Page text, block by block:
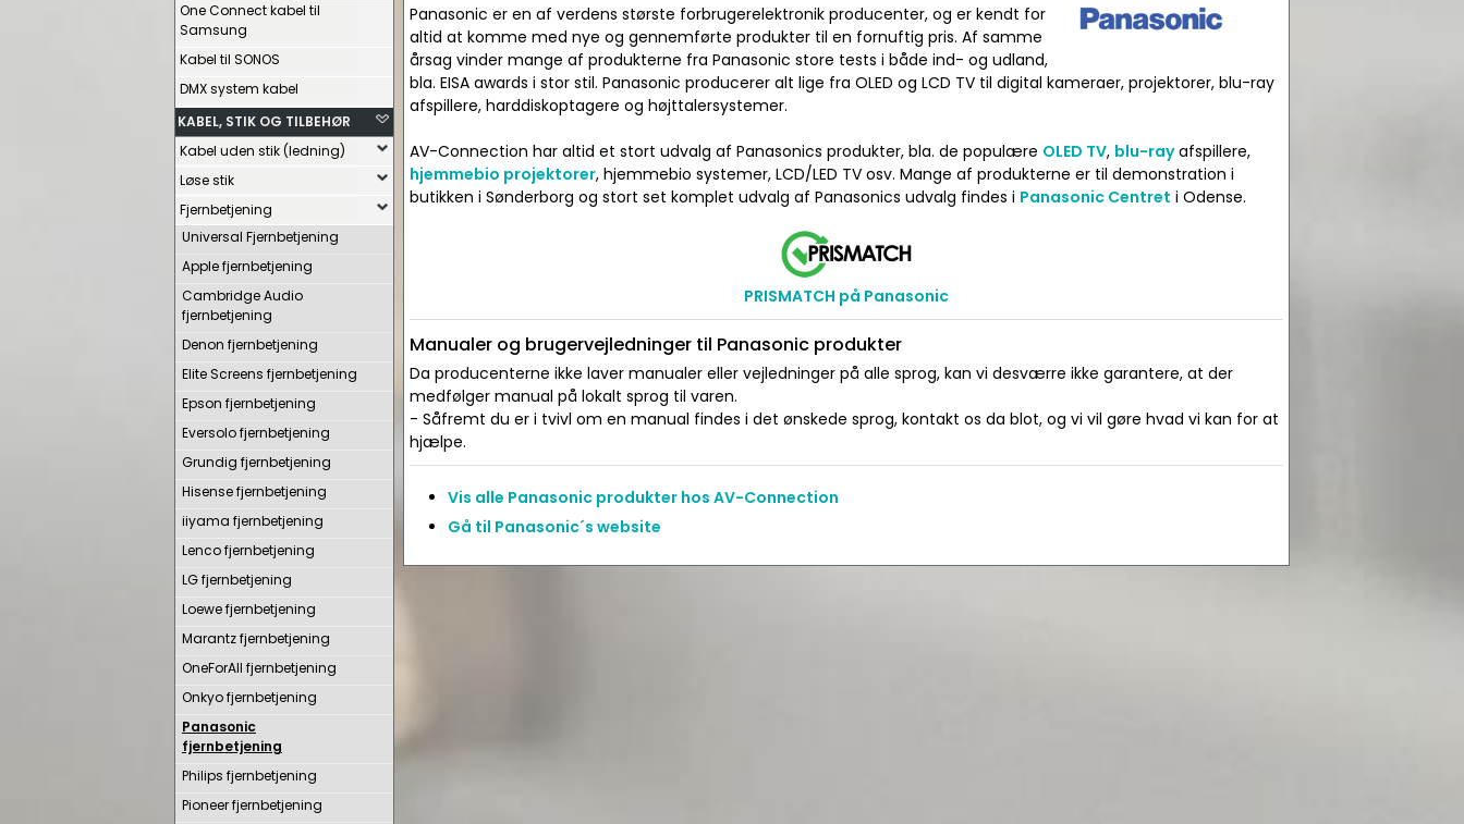
One Connect kabel til
Samsung
Kabel til SONOS
DMX system kabel
KABEL, STIK OG TILBEHØR
Kabel uden stik (ledning)
Løse stik
Fjernbetjening
Universal Fjernbetjening
Apple fjernbetjening
Cambridge Audio
fjernbetjening
Denon fjernbetjening
Elite Screens fjernbetjening
Epson fjernbetjening
Eversolo fjernbetjening
Grundig fjernbetjening
Hisense fjernbetjening
iiyama fjernbetjening
Lenco fjernbetjening
LG fjernbetjening
Loewe fjernbetjening
Marantz fjernbetjening
OneForAll fjernbetjening
Onkyo fjernbetjening
Panasonic
fjernbetjening
Philips fjernbetjening
Pioneer fjernbetjening
Panasonic er en af verdens største forbrugerelektronik producenter, og er kendt for
altid at komme med nye og gennemførte produkter til en fornuftig pris. Af samme
årsag vinder mange af produkterne fra Panasonic store tests i både ind- og udland,
bla. EISA awards i stor stil. Panasonic producerer alt lige fra OLED og LCD TV til digital kameraer, projektorer, blu-ray
afspillere, harddiskoptagere og højttalersystemer.
AV-Connection har altid et stort udvalg af Panasonics produkter, bla. de populære OLED TV, blu-rayafspillere,
hjemmebio projektorer, hjemmebio systemer, LCD/LED TV osv. Mange af produkterne er til demonstration i
butikken i Sønderborg og stort set komplet udvalg af Panasonics udvalg findes i Panasonic Centret i Odense.
PRISMATCH på Panasonic
Manualer og brugervejledninger til Panasonic produkter
Da producenterne ikke laver manualer eller vejledninger på alle sprog, kan vi desværre ikke garantere, at der
medfølger manual på lokalt sprog til varen.
- Såfremt du er i tvivl om en manual findes i det ønskede sprog, kontakt os da blot, og vi vil gøre hvad vi kan for at
hjælpe.
Vis alle Panasonic produkter hos AV-Connection
Gå til Panasonic´s website